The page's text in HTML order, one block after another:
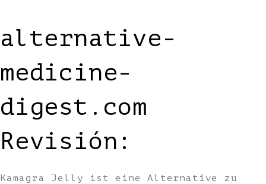
alternative-
medicine-
digest.com
Revisión:
Kamagra Jelly ist eine Alternative zu